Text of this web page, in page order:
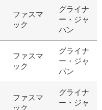
ファスマ
ック
グライナ
ー・ジャ
パン
ファスマ
ック
グライナ
ー・ジャ
パン
ファスマ
ック
グライナ
ー・ジャ